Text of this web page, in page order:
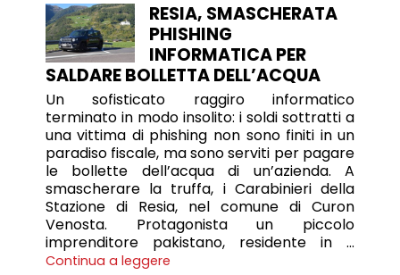
RESIA, SMASCHERATA
PHISHING
INFORMATICA PER
SALDARE BOLLETTA DELL’ACQUA
Un sofisticato raggiro informatico
terminato in modo insolito: i soldi sottratti a
una vittima di phishing non sono finiti in un
paradiso fiscale, ma sono serviti per pagare
le bollette dell’acqua di un’azienda. A
smascherare la truffa, i Carabinieri della
Stazione di Resia, nel comune di Curon
Venosta. Protagonista un piccolo
imprenditore pakistano, residente in …
Continua a leggere